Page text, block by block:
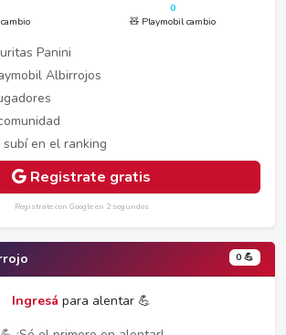
0
🧸 Playmobil cambio
Panini
Albirrojos
subí en el ranking
Registrate gratis
Registrate con Google en 2 segundos
0 💪
Ingresá para alentar 💪